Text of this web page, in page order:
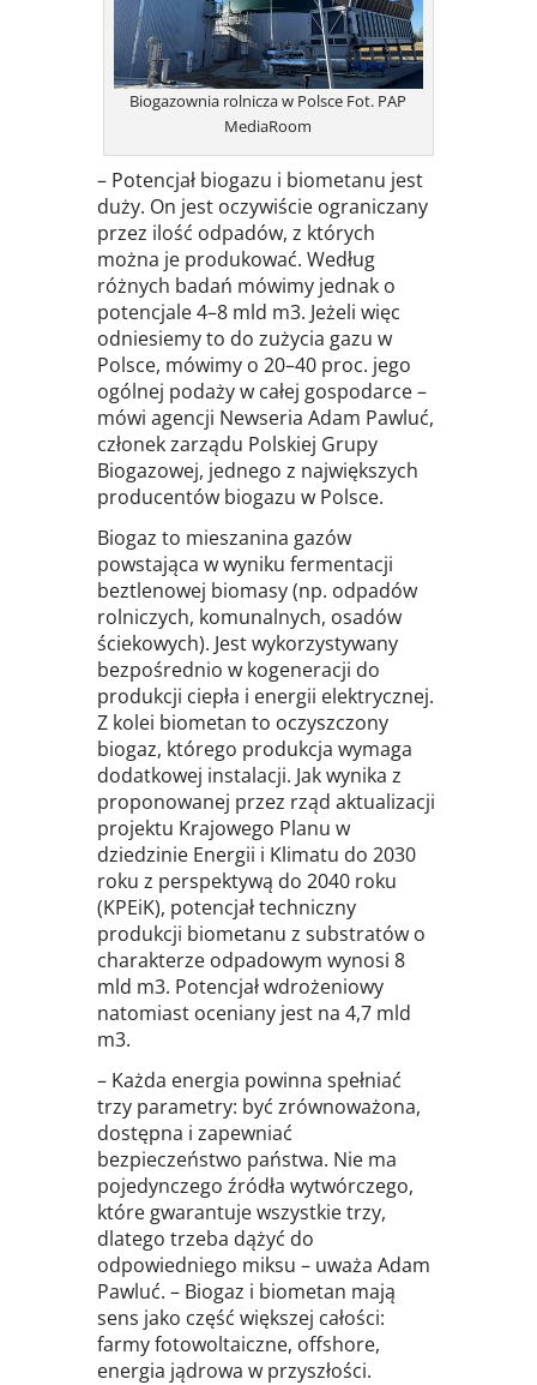
Biogazownia rolnicza w Polsce Fot. PAP
MediaRoom
– Potencjał biogazu i biometanu jest
duży. On jest oczywiście ograniczany
przez ilość odpadów, z których
można je produkować. Według
różnych badań mówimy jednak o
potencjale 4–8 mld m3. Jeżeli więc
odniesiemy to do zużycia gazu w
Polsce, mówimy o 20–40 proc. jego
ogólnej podaży w całej gospodarce –
mówi agencji Newseria Adam Pawluć,
członek zarządu Polskiej Grupy
Biogazowej, jednego z największych
producentów biogazu w Polsce.
Biogaz to mieszanina gazów
powstająca w wyniku fermentacji
beztlenowej biomasy (np. odpadów
rolniczych, komunalnych, osadów
ściekowych). Jest wykorzystywany
bezpośrednio w kogeneracji do
produkcji ciepła i energii elektrycznej.
Z kolei biometan to oczyszczony
biogaz, którego produkcja wymaga
dodatkowej instalacji. Jak wynika z
proponowanej przez rząd aktualizacji
projektu Krajowego Planu w
dziedzinie Energii i Klimatu do 2030
roku z perspektywą do 2040 roku
(KPEiK), potencjał techniczny
produkcji biometanu z substratów o
charakterze odpadowym wynosi 8
mld m3. Potencjał wdrożeniowy
natomiast oceniany jest na 4,7 mld
m3.
– Każda energia powinna spełniać
trzy parametry: być zrównoważona,
dostępna i zapewniać
bezpieczeństwo państwa. Nie ma
pojedynczego źródła wytwórczego,
które gwarantuje wszystkie trzy,
dlatego trzeba dążyć do
odpowiedniego miksu – uważa Adam
Pawluć. – Biogaz i biometan mają
sens jako część większej całości:
farmy fotowoltaiczne, offshore,
energia jądrowa w przyszłości.